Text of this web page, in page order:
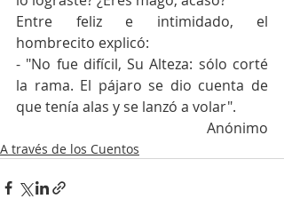
Entre feliz e intimidado, el
hombrecito explicó:
- "No fue difícil, Su Alteza: sólo corté
la rama. El pájaro se dio cuenta de
que tenía alas y se lanzó a volar".
Anónimo
A través de los Cuentos